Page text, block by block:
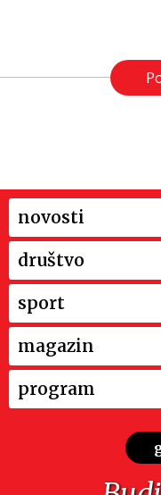
novosti
društvo
sport
magazin
program